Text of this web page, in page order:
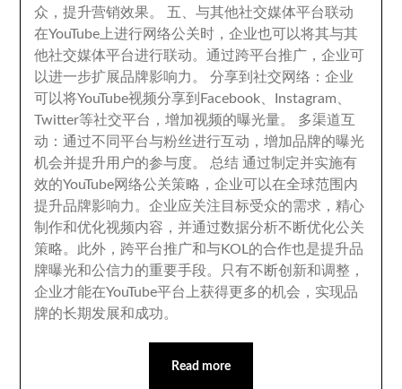
众 ，提升营销效果。 五 、与其他社交媒体平台联动
在YouTube上进行网络公关时 ，企业也可以将其与其
他社交媒体平台进行联动。通过跨平台推广 ，企业可
以进一步扩展品牌影响力 。分享到社交网络 ：企业
可以将YouTube视频分享到Facebook
Instagram
Twitter等社交平台 ，增加视频的曝光量。 多渠道互
动 ：通过不同平台与粉丝进行互动 ，增加品牌的曝光
机会并提升用户的参与度。 总结 通过制定并实施有
效的YouTube网络公关策略 ，企业可以在全球范围内
提升品牌影响力 。企业应关注目标受众的需求 ，精心
制作和优化视频内容 ， 并通过数据分析不断优化公关
策略。 此外 ， 跨平台推广和与KOL的合作也是提升品
牌曝光和公信力的重要手段。 只有不断创新和调整 ，
企业才能在YouTube平台上获得更多的机会 ， 实现品
牌的长期发展和成功。
Read more